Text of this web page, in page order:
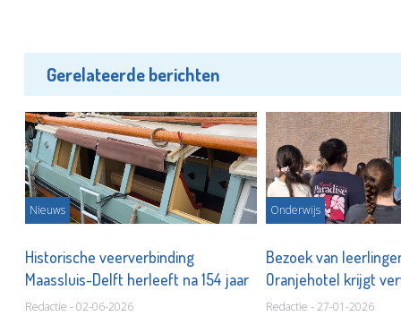
Gerelateerde berichten
Nieuws
Historische veerverbinding
Maassluis-Delft herleeft na 154 jaar
Redactie - 02-06-2026
Onderwijs
Bezoek van
Oranjehotel krijgt
Redactie - 27-01-2026